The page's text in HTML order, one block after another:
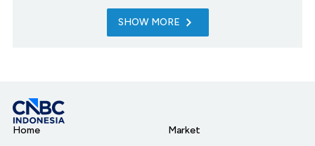
SHOW MORE
Home
Market